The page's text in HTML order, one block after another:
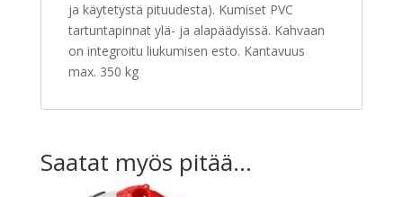
ja käytetystä pituudesta). Kumiset PVC
tartuntapinnat ylä- ja alapäädyissä. Kahvaan
on integroitu liukumisen esto. Kantavuus
max. 350 kg
Saatat myös pitää...